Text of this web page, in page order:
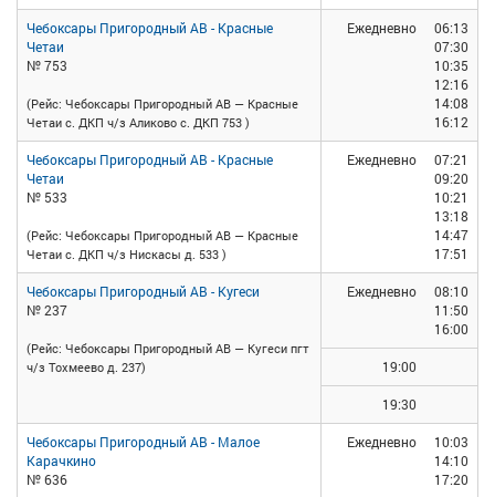
Чебоксары Пригородный АВ - Красные
Четаи
№ 753
(Рейс: Чебоксары Пригородный АВ — Красные
Четаи с. ДКП ч/з Аликово с. ДКП 753 )
Ежедневно
06:13
07:30
10:35
12:16
14:08
16:12
Чебоксары Пригородный АВ - Красные
Четаи
№ 533
(Рейс: Чебоксары Пригородный АВ — Красные
Четаи с. ДКП ч/з Нискасы д. 533 )
Ежедневно
07:21
09:20
10:21
13:18
14:47
17:51
Чебоксары Пригородный АВ - Кугеси
№ 237
(Рейс: Чебоксары Пригородный АВ — Кугеси пгт
ч/з Тохмеево д. 237)
Ежедневно
08:10
11:50
16:00
19:00
19:30
Чебоксары Пригородный АВ - Малое
Карачкино
№ 636
Ежедневно
10:03
14:10
17:20